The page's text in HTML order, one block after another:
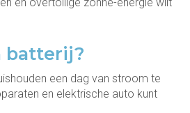
batterij?
een dag van stroom te
en elektrische auto kunt